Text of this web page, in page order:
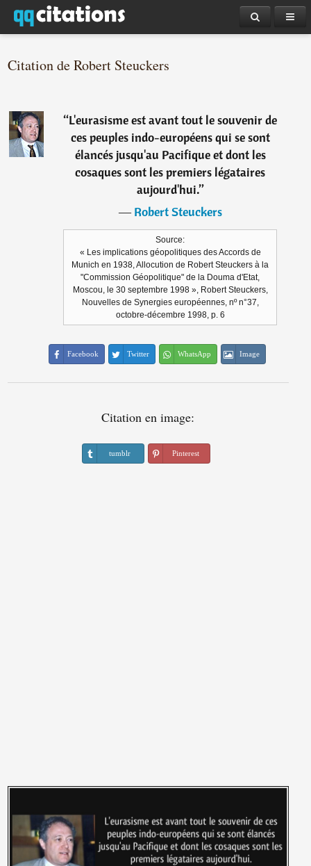
Citation de Robert Steuckers
“L'eurasisme est avant tout le souvenir de
ces peuples indo-européens qui se sont
élancés jusqu'au Pacifique et dont les
cosaques sont les premiers légataires
aujourd'hui.”
―Robert Steuckers
Source:
« Les implications géopolitiques des Accords de
Munich en 1938, Allocution de Robert Steuckers à la
"Commission Géopolitique" de la Douma d'Etat,
Moscou, le 30 septembre 1998 », Robert Steuckers,
Nouvelles de Synergies européennes, nº n°37,
octobre-décembre 1998, p. 6
Facebook Twitter WhatsApp Image
Citation en image:
tumblr Pinterest